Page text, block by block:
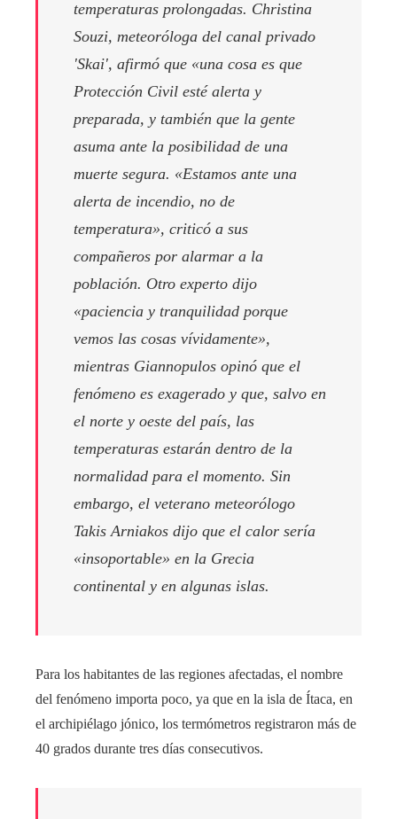
temperaturas prolongadas. Christina
Souzi, meteoróloga del canal privado
'Skai', afirmó que «una cosa es que
Protección Civil esté alerta y
preparada, y también que la gente
asuma ante la posibilidad de una
muerte segura. «Estamos ante una
alerta de incendio, no de
temperatura», criticó a sus
compañeros por alarmar a la
población. Otro experto dijo
«paciencia y tranquilidad porque
vemos las cosas vívidamente»,
mientras Giannopulos opinó que el
fenómeno es exagerado y que, salvo en
el norte y oeste del país, las
temperaturas estarán dentro de la
normalidad para el momento. Sin
embargo, el veterano meteorólogo
Takis Arniakos dijo que el calor sería
«insoportable» en la Grecia
continental y en algunas islas.
Para los habitantes de las regiones afectadas, el nombre
del fenómeno importa poco, ya que en la isla de Ítaca, en
el archipiélago jónico, los termómetros registraron más de
40 grados durante tres días consecutivos.